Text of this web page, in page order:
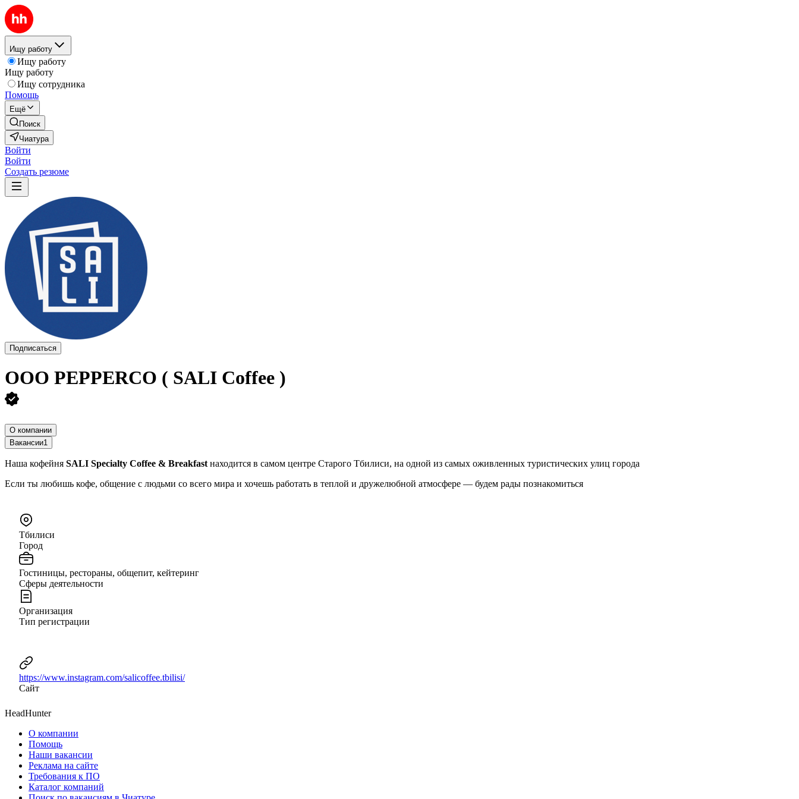
Ищу работу
Ищу работу
Ищу работу
Ищу сотрудника
Помощь
Ещё
Поиск
Чиатура
Войти
Войти
Создать резюме
Подписаться
ООО PEPPERCO ( SALI Coffee )
О компании
Вакансии1
Наша кофейня SALI Specialty Coffee & Breakfast находится в самом центре Старого Тбилиси, на одной из самых оживленных туристических улиц города
Если ты любишь кофе, общение с людьми со всего мира и хочешь работать в теплой и дружелюбной атмосфере — будем рады познакомиться
Тбилиси
Город
Гостиницы, рестораны, общепит, кейтеринг
Сферы деятельности
Организация
Тип регистрации
https://www.instagram.com/salicoffee.tbilisi/
Сайт
HeadHunter
О компании
Помощь
Наши вакансии
Реклама на сайте
Требования к ПО
Каталог компаний